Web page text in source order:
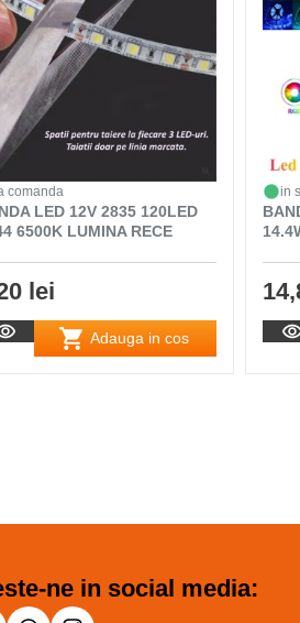
comanda
LED 12V 2835 120LED
6500K LUMINA RECE
lei
Adauga in cos
in
ne in social media: